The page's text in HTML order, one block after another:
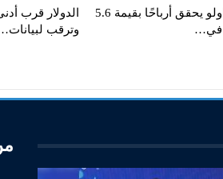
إنتيسا سان باولو يحقق أرباحًا بقيمة 5.6
في…
وترقب